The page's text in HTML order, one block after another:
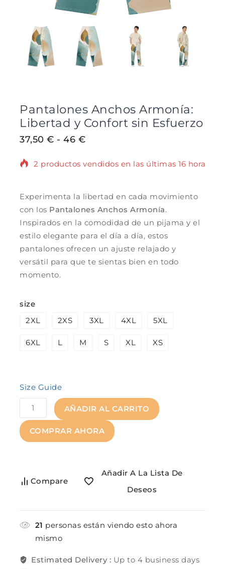
Pantalones Anchos Armonía:
Libertad y Confort sin Esfuerzo
37,50 € - 46 €
2 productos vendidos en las últimas 16 horas
en su carrito.
Experimenta la libertad en cada movimiento
con los Pantalones Anchos Armonía.
Inspirados en la comodidad de un pijama y el
estilo elegante para el día a día, estos
pantalones ofrecen un ajuste relajado y
versátil para que te sientas bien en todo
momento.
size
2XL
2XS 3XL 4XL 5XL
6XL L M S XL XS
Size Guide
AÑADIR AL CARRITO
COMPRAR AHORA
Compare
Añadir A La Lista De
Deseos
21 personas están viendo esto ahora
mismo
Estimated Delivery : Up to 4 business days